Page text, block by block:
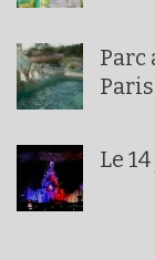
Parc
Le